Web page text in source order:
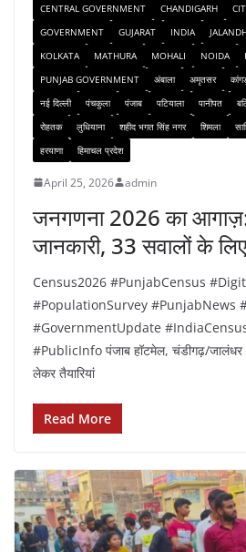
CENTRAL GOVERNMENT
CHANDIGARH
GOVERNMENT
GUJARAT INDIA
KOLKATA
MATHURA MOHALI NOIDA
PUNJAB GOVERNMENT
अंबाला अमृतसर
नई दिल्ली
पंचकुला पंजाब पटियाला पानीपत
रोहतक
लुधियाना शहीद भगत सिंह नगर शिमला
हरयाणा
हिमाचल प्रदेश
April 25, 2026 admin
जनगणना 2026 का
जानकारी, 33 सवालों के
Census2026 #PunjabCensus
#PopulationSurvey #PunjabNews
#GovernmentUpdate
#PublicInfo पंजाब हॉटमेल, चंडीगढ़/जालंधर
लेकर तैयारियां
Read More